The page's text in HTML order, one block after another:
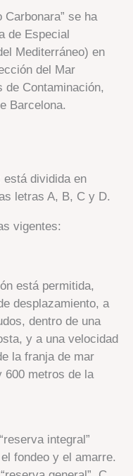
Carbonara” se ha
de Especial
Mediterráneo) en
del Mar
de Contaminación,
Barcelona.
está dividida en
letras A, B, C y D.
vigentes:
está permitida,
desplazamiento, a
dentro de una
y a una velocidad
la franja de mar
600 metros de la
integral”
fondeo y el amarre.